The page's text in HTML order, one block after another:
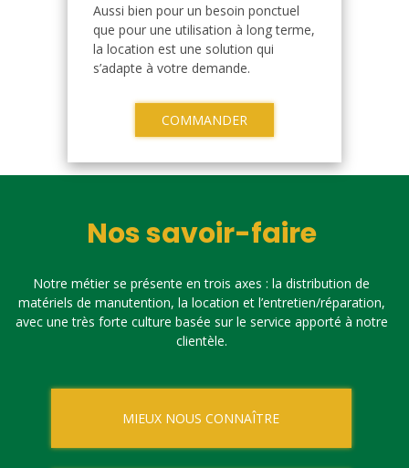
Aussi bien pour un besoin ponctuel
que pour une utilisation à long terme,
la location est une solution qui
s’adapte à votre demande.
COMMANDER
Nos savoir-faire
Notre métier se présente en trois axes : la distribution de
matériels de manutention, la location et l’entretien/réparation,
avec une très forte culture basée sur le service apporté à notre
clientèle.
MIEUX NOUS CONNAÎTRE